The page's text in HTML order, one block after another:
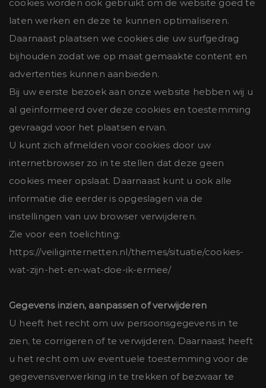
cookies worden ook gebruikt om de website goed te
laten werken en deze te kunnen optimaliseren.
Daarnaast plaatsen we cookies die uw surfgedrag
bijhouden zodat we op maat gemaakte content en
advertenties kunnen aanbieden.
Bij uw eerste bezoek aan onze website hebben wij u
al geïnformeerd over deze cookies en toestemming
gevraagd voor het plaatsen ervan.
U kunt zich afmelden voor cookies door uw
internetbrowser zo in te stellen dat deze geen
cookies meer opslaat. Daarnaast kunt u ook alle
informatie die eerder is opgeslagen via de
instellingen van uw browser verwijderen.
Zie voor een toelichting:
https://veiliginternetten.nl/themes/situatie/cookies-
wat-zijn-het-en-wat-doe-ik-ermee/
Gegevens inzien, aanpassen of verwijderen
U heeft het recht om uw persoonsgegevens in te
zien, te corrigeren of te verwijderen. Daarnaast heeft
u het recht om uw eventuele toestemming voor de
gegevensverwerking in te trekken of bezwaar te